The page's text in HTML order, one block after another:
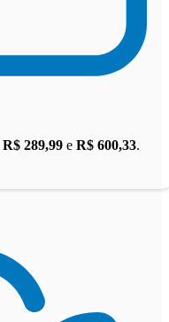
R$ 289,99 e R$ 600,33.